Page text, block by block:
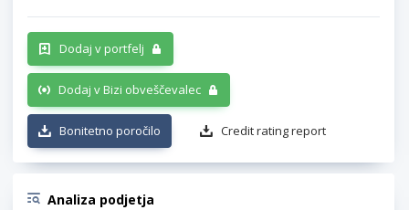
Dodaj v portfelj
Dodaj v Bizi obveščevalec
Bonitetno poročilo Credit rating report
Analiza podjetja